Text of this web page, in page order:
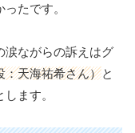
たです。
涙ながらの訴えはグ
：天海祐希さん）と
ます。